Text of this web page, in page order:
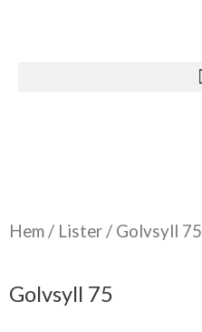
Hem / Lister / Golvsyll 75
Golvsyll 75